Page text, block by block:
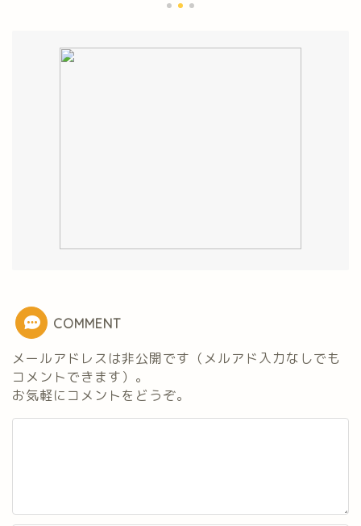
COMMENT
メールアドレスは非公開です（メルアド入力なしでも
コメントできます）。
お気軽にコメントをどうぞ。